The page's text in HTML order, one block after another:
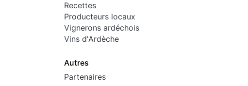
Recettes
Producteurs locaux
Vignerons ardéchois
Vins d'Ardèche
Autres
Partenaires